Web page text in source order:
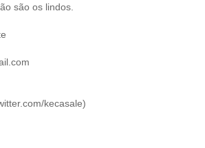
são os lindos.
kecasale)